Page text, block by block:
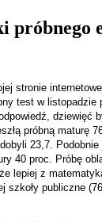
stronie
test w listopadzie
dziewięć
próbną
23,7.
40 proc. Próbę
lepiej z
publiczne